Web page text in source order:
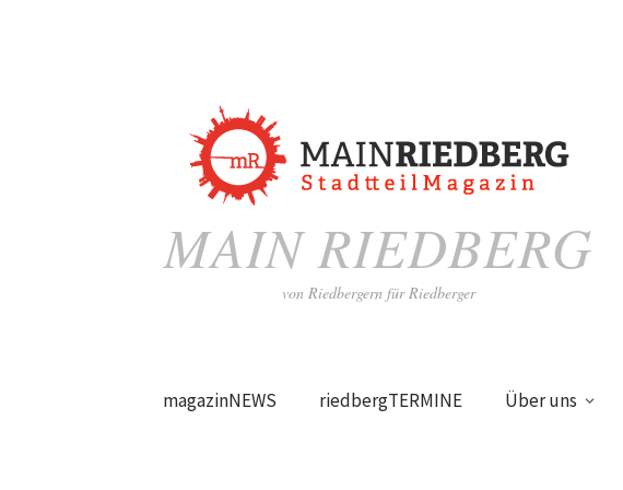
MAIN RIEDBERG
von Riedbergern für Riedberger
magazinNEWS riedbergTERMINE Über uns